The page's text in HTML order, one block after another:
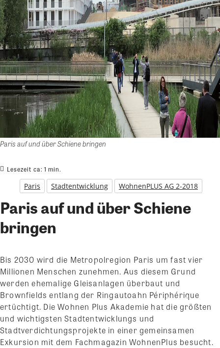
Paris auf und über Schiene bringen
Lesezeit ca: 1 min.
Paris Stadtentwicklung WohnenPLUS AG 2-2018
Paris auf und über Schiene
bringen
Bis 2030 wird die Metropolregion Paris um fast vier
Millionen Menschen zunehmen. Aus diesem Grund
werden ehemalige Gleisanlagen überbaut und
Brownfields entlang der Ringautoahn Périphérique
ertüchtigt. Die Wohnen Plus Akademie hat die größten
und wichtigsten Stadtentwicklungs und
Stadtverdichtungsprojekte in einer gemeinsamen
Exkursion mit dem Fachmagazin WohnenPlus besucht.